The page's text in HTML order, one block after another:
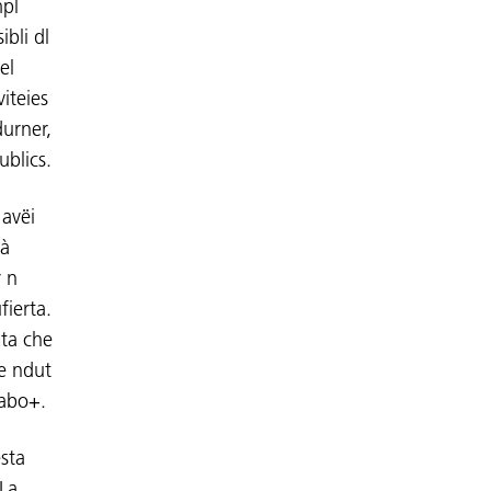
dl
n
che
ndut